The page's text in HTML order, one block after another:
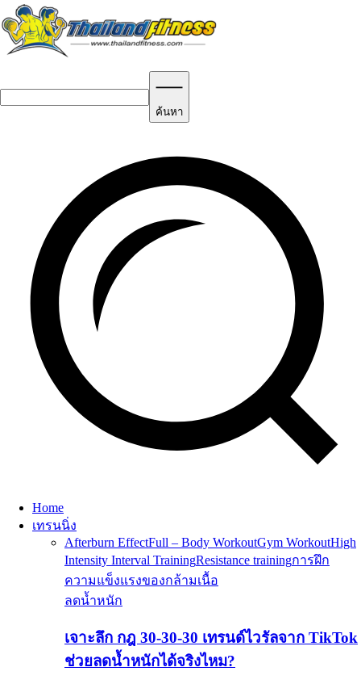
ค้นหา
Home
เทรนนิ่ง
Afterburn EffectFull – Body WorkoutGym WorkoutHigh
Intensity Interval TrainingResistance trainingการฝึก
ความแข็งแรงของกล้ามเนื้อ
ลดน้ำหนัก
เจาะลึก กฎ 30-30-30 เทรนด์ไวรัลจาก TikTok
ช่วยลดน้ำหนักได้จริงไหม?